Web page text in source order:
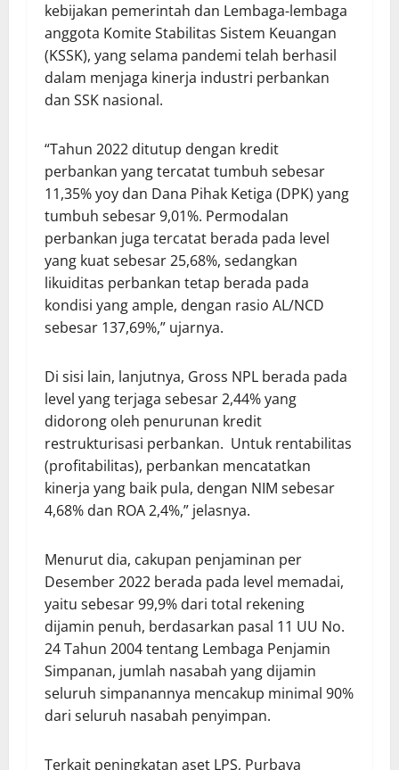
kebijakan pemerintah dan Lembaga-lembaga
anggota Komite Stabilitas Sistem Keuangan
(KSSK), yang selama pandemi telah berhasil
dalam menjaga kinerja industri perbankan
dan SSK nasional.
“Tahun 2022 ditutup dengan kredit
perbankan yang tercatat tumbuh sebesar
11,35% yoy dan Dana Pihak Ketiga (DPK) yang
tumbuh sebesar 9,01%. Permodalan
perbankan juga tercatat berada pada level
yang kuat sebesar 25,68%, sedangkan
likuiditas perbankan tetap berada pada
kondisi yang ample, dengan rasio AL/NCD
sebesar 137,69%,” ujarnya.
Di sisi lain, lanjutnya, Gross NPL berada pada
level yang terjaga sebesar 2,44% yang
didorong oleh penurunan kredit
restrukturisasi perbankan. Untuk rentabilitas
(profitabilitas), perbankan mencatatkan
kinerja yang baik pula, dengan NIM sebesar
4,68% dan ROA 2,4%,” jelasnya.
Menurut dia, cakupan penjaminan per
Desember 2022 berada pada level memadai,
yaitu sebesar 99,9% dari total rekening
dijamin penuh, berdasarkan pasal 11 UU No.
24 Tahun 2004 tentang Lembaga Penjamin
Simpanan, jumlah nasabah yang dijamin
seluruh simpanannya mencakup minimal 90%
dari seluruh nasabah penyimpan.
Terkait peningkatan aset LPS, Purbaya